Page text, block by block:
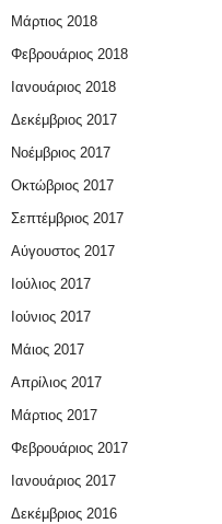
Μάρτιος 2018
Φεβρουάριος 2018
Ιανουάριος 2018
Δεκέμβριος 2017
Νοέμβριος 2017
Οκτώβριος 2017
Σεπτέμβριος 2017
Αύγουστος 2017
Ιούλιος 2017
Ιούνιος 2017
Μάιος 2017
Απρίλιος 2017
Μάρτιος 2017
Φεβρουάριος 2017
Ιανουάριος 2017
Δεκέμβριος 2016